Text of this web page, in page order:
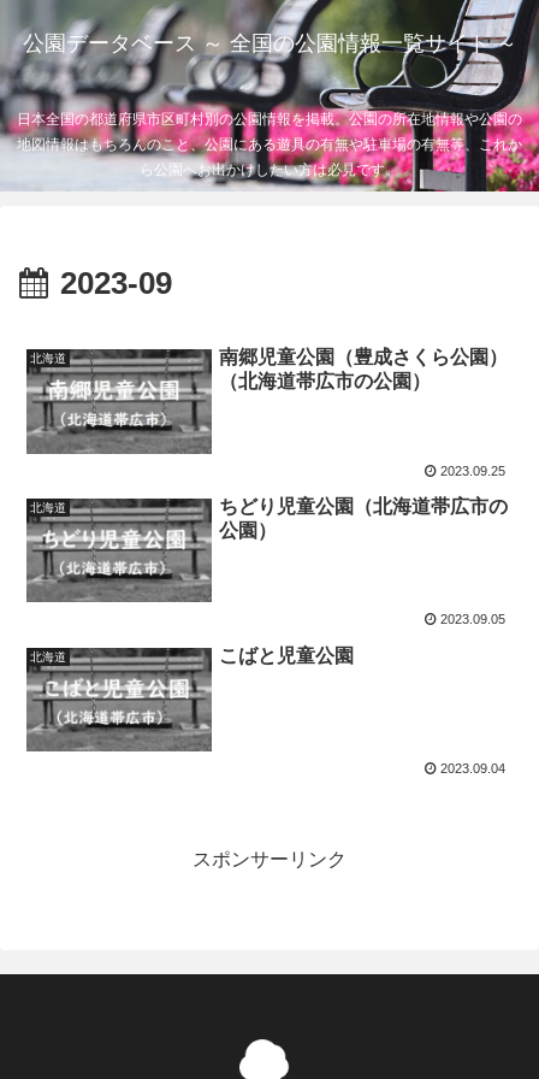
公園データベース ～ 全国の公園情報一覧サイト ～
日本全国の都道府県市区町村別の公園情報を掲載。公園の所在地情報や公園の
地図情報はもちろんのこと、公園にある遊具の有無や駐車場の有無等、これか
ら公園へお出かけしたい方は必見です。
2023-09
北海道
南郷児童公園（豊成さくら公園）
（北海道帯広市の公園）
2023.09.25
北海道
ちどり児童公園（北海道帯広市の
公園）
2023.09.05
北海道 こばと児童公園
2023.09.04
スポンサーリンク